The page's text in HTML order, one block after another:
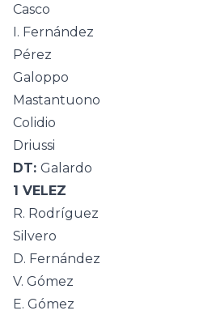
Casco
I. Fernández
Pérez
Galoppo
Mastantuono
Colidio
Driussi
DT: Galardo
1 VELEZ
R. Rodríguez
Silvero
D. Fernández
V. Gómez
E. Gómez